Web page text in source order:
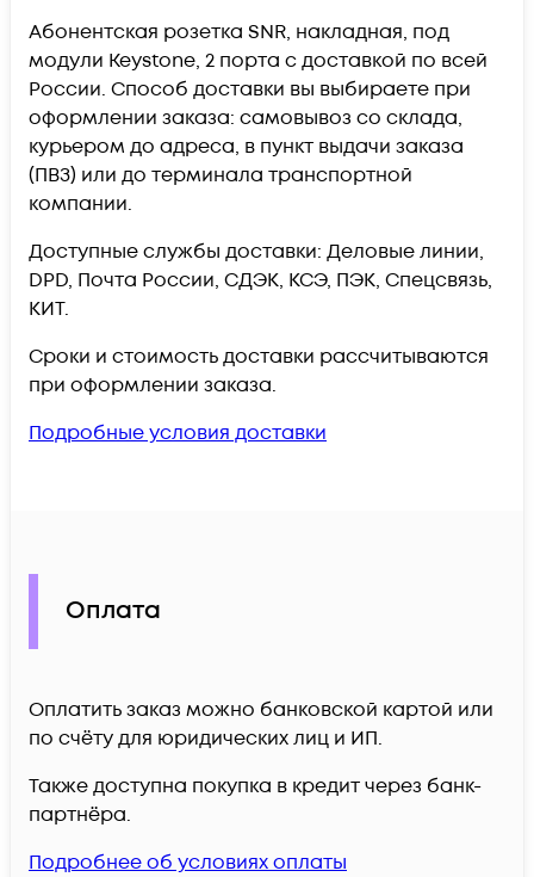
Абонентская розетка SNR, накладная, под
модули Keystone, 2 порта c доставкой по всей
России. Способ доставки вы выбираете при
оформлении заказа: самовывоз со склада,
курьером до адреса, в пункт выдачи заказа
(ПВЗ) или до терминала транспортной
компании.
Доступные службы доставки: Деловые линии,
DPD, Почта России, СДЭК, КСЭ, ПЭК, Спецсвязь,
КИТ.
Сроки и стоимость доставки рассчитываются
при оформлении заказа.
Подробные условия доставки
Оплата
Оплатить заказ можно банковской картой или
по счёту для юридических лиц и ИП.
Также доступна покупка в кредит через банк-
партнёра.
Подробнее об условиях оплаты